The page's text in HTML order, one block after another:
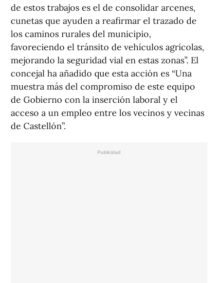
de estos trabajos es el de consolidar arcenes,
cunetas que ayuden a reafirmar el trazado de
los caminos rurales del municipio,
favoreciendo el tránsito de vehículos agrícolas,
mejorando la seguridad vial en estas zonas”. El
concejal ha añadido que esta acción es “Una
muestra más del compromiso de este equipo
de Gobierno con la inserción laboral y el
acceso a un empleo entre los vecinos y vecinas
de Castellón”.